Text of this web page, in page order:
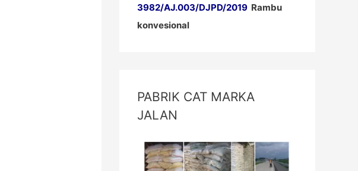
3982/AJ.003/DJPD/2019 Rambu
konvesional
PABRIK CAT MARKA
JALAN